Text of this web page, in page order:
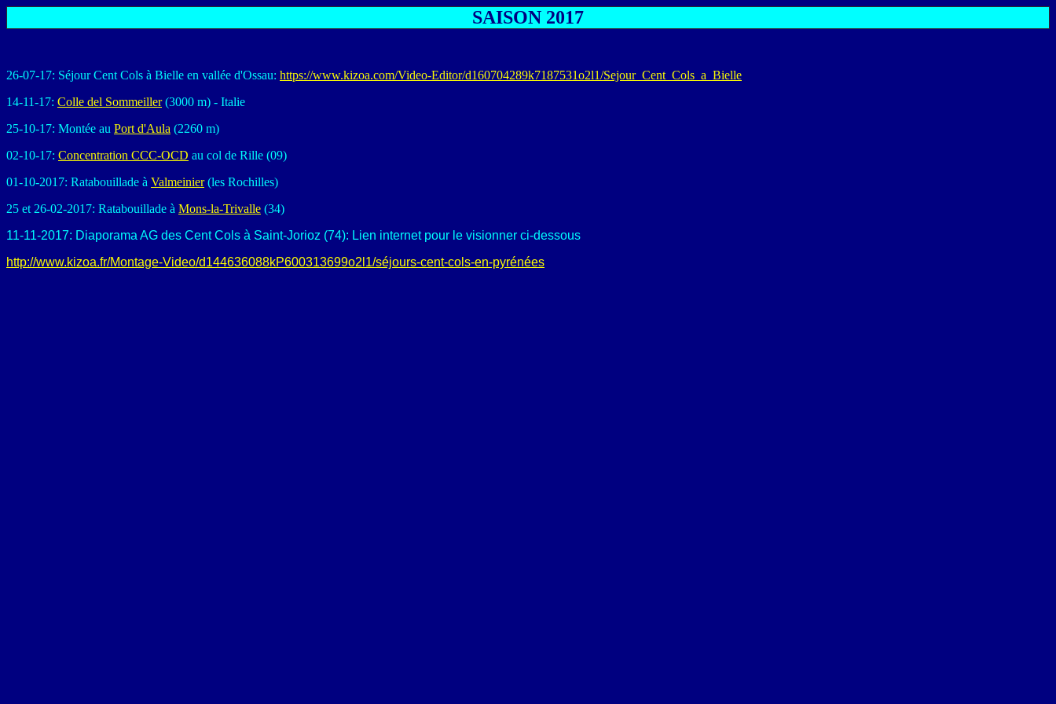
SAISON 2017
26-07-17: Séjour Cent Cols à Bielle en vallée d'Ossau: https://www.kizoa.com/Video-Editor/d160704289k7187531o2l1/Sejour_Cent_Cols_a_Bielle
14-11-17: Colle del Sommeiller(3000 m) - Italie
25-10-17: Montée au Port d'Aula (2260 m)
02-10-17: Concentration CCC-OCD au col de Rille (09)
01-10-2017: Ratabouillade à Valmeinier(les Rochilles)
25 et 26-02-2017: Ratabouillade à Mons-la-Trivalle (34)
11-11-2017: Diaporama AG des Cent Cols à Saint-Jorioz (74): Lien internet pour le visionner ci-dessous
http://www.kizoa.fr/Montage-Video/d144636088kP600313699o2l1/séjours-cent-cols-en-pyrénées